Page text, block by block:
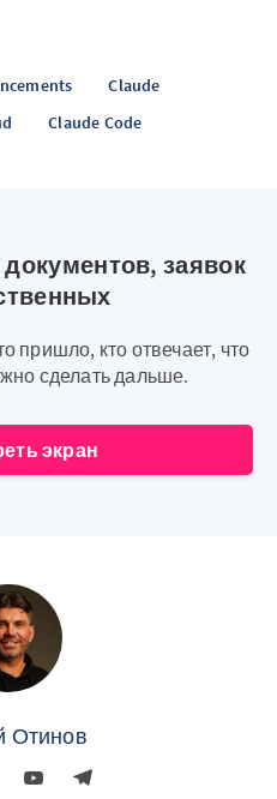
Claude
Claude Code
заявок
пришло, кто отвечает, что
сделать дальше.
экран
Отинов